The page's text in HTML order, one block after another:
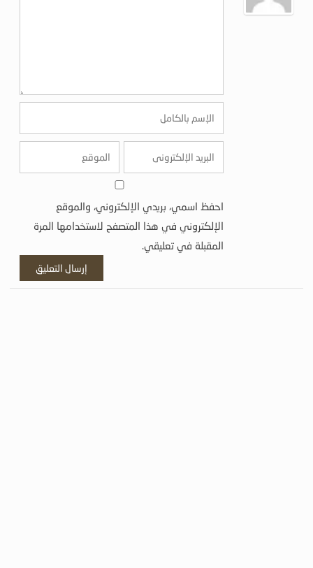
احفظ اسمي، بريدي الإلكتروني، والموقع
الإلكتروني في هذا المتصفح لاستخدامها المرة
المقبلة في تعليقي.